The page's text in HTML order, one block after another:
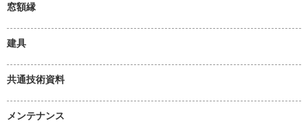
窓額縁
建具
共通技術資料
メンテナンス